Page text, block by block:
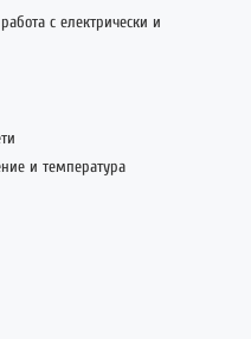
с електрически и
и температура